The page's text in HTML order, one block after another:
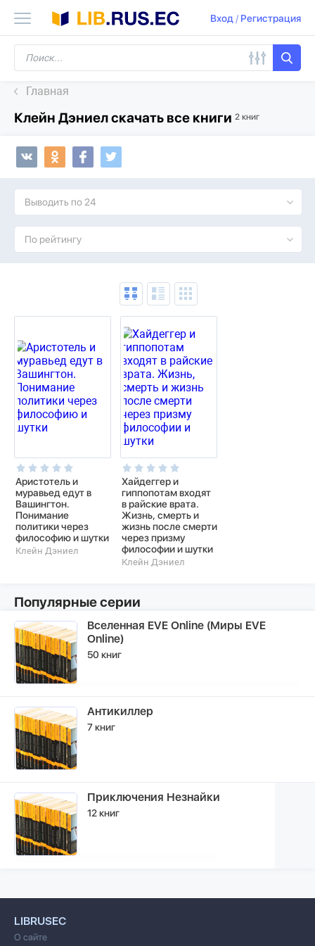
Вход/ Регистрация
Главная
Клейн Дэниел скачать все книги 2 книг
Выводить по 24
По рейтингу
Аристотель и
муравьед едут в
Вашингтон.
Понимание
политики через
философию и шутки
Клейн Дэниел
Хайдеггер и
гиппопотам входят
в райские врата.
Жизнь, смерть и
жизнь после смерти
через призму
философии и шутки
Клейн Дэниел
Популярные серии
Вселенная EVE Online (Миры EVE
Online)
50 книг
Антикиллер
7 книг
Приключения Незнайки
12 книг
LIBRUSEC
О сайте